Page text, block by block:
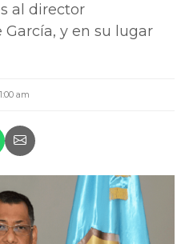
al director
y en su lugar
am